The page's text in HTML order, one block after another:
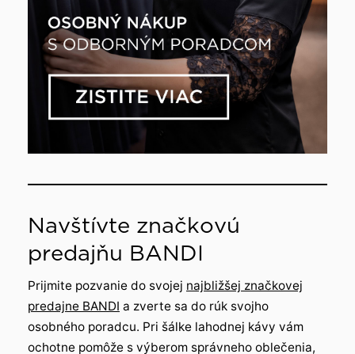
Navštívte značkovú
predajňu BANDI
Prijmite pozvanie do svojej najbližšej značkovej
predajne BANDI a zverte sa do rúk svojho
osobného poradcu. Pri šálke lahodnej kávy vám
ochotne pomôže s výberom správneho oblečenia,